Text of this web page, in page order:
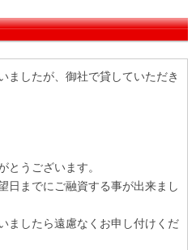
ましたが、御社で貸していただき
とうございます。
日までにご融資する事が出来まし
ましたら遠慮なくお申し付けくだ